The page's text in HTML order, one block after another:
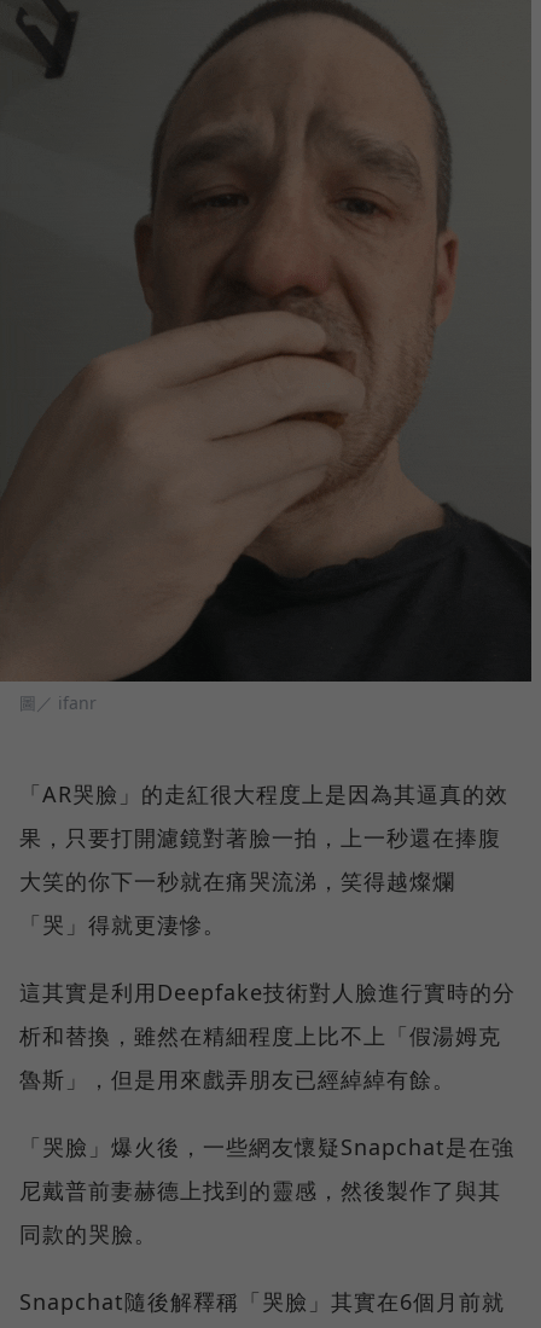
圖／ ifanr
「AR哭臉」的走紅很大程度上是因為其逼真的效
果，只要打開濾鏡對著臉一拍，上一秒還在捧腹
大笑的你下一秒就在痛哭流涕，笑得越燦爛
「哭」得就更淒慘。
這其實是利用Deepfake技術對人臉進行實時的分
析和替換，雖然在精細程度上比不上「假湯姆克
魯斯」，但是用來戲弄朋友已經綽綽有餘。
「哭臉」爆火後，一些網友懷疑Snapchat是在強
尼戴普前妻赫德上找到的靈感，然後製作了與其
同款的哭臉。
Snapchat隨後解釋稱「哭臉」其實在6個月前就